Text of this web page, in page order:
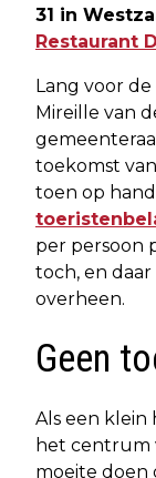
31 in
Restaurant
Lang voor de
Mireille van
toekomst
toen op
per persoon
toch, en
overheen.
Geen
Als een klein
het centrum
moeite doen